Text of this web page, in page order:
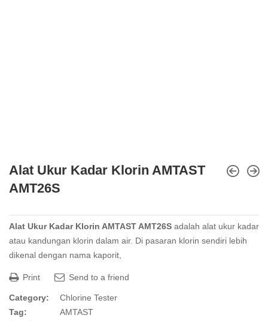
Alat Ukur Kadar Klorin AMTAST
AMT26S
Alat Ukur Kadar Klorin AMTAST AMT26S adalah alat ukur kadar
atau kandungan klorin dalam air. Di pasaran klorin sendiri lebih
dikenal dengan nama kaporit,
Print Send to a friend
Category:
Chlorine Tester
Tag:
AMTAST